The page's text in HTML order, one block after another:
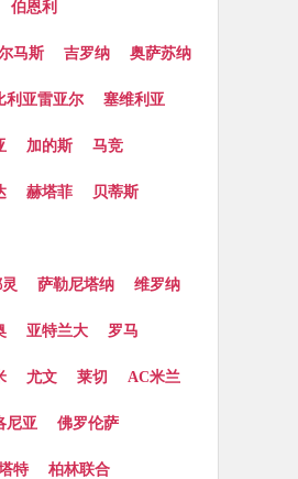
伯恩利
马斯 吉罗纳 奥萨苏纳
利亚雷亚尔 塞维利亚
加的斯 马竞
赫塔菲 贝蒂斯
萨勒尼塔纳 维罗纳
亚特兰大 罗马
尤文 莱切 AC米兰
尼亚 佛罗伦萨
特 柏林联合